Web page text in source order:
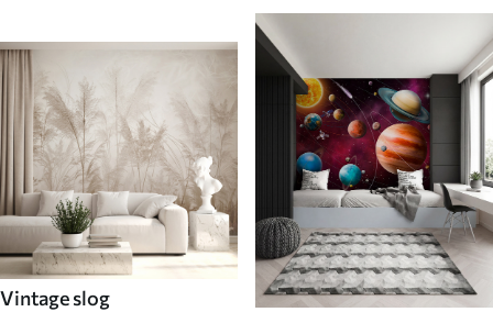
Vintage slog